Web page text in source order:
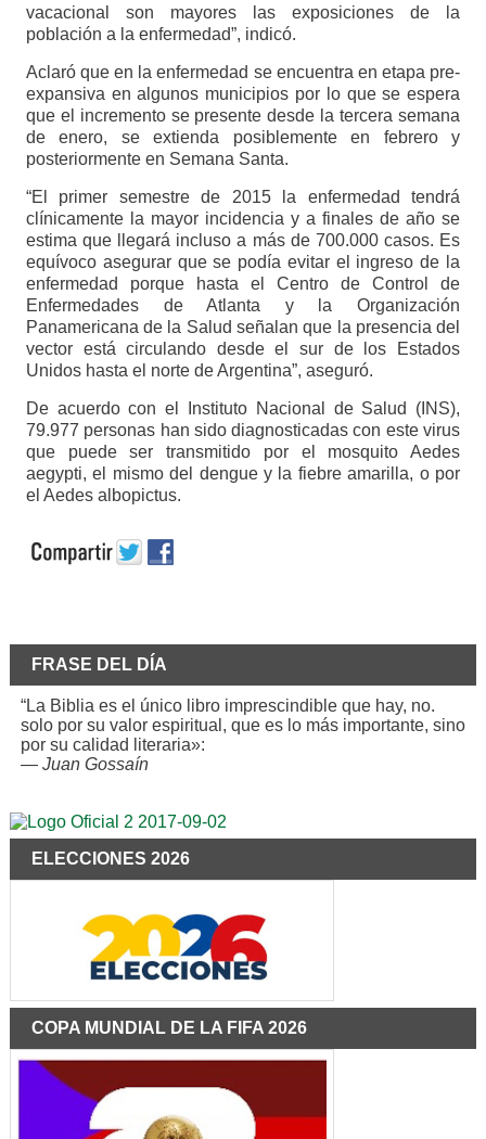
vacacional son mayores las exposiciones de la
población a la enfermedad”, indicó.
Aclaró que en la enfermedad se encuentra en etapa pre-
expansiva en algunos municipios por lo que se espera
que el incremento se presente desde la tercera semana
de enero, se extienda posiblemente en febrero y
posteriormente en Semana Santa.
“El primer semestre de 2015 la enfermedad tendrá
clínicamente la mayor incidencia y a finales de año se
estima que llegará incluso a más de 700.000 casos. Es
equívoco asegurar que se podía evitar el ingreso de la
enfermedad porque hasta el Centro de Control de
Enfermedades de Atlanta y la Organización
Panamericana de la Salud señalan que la presencia del
vector está circulando desde el sur de los Estados
Unidos hasta el norte de Argentina”, aseguró.
De acuerdo con el Instituto Nacional de Salud (INS),
79.977 personas han sido diagnosticadas con este virus
que puede ser transmitido por el mosquito Aedes
aegypti, el mismo del dengue y la fiebre amarilla, o por
el Aedes albopictus.
FRASE DEL DÍA
“La Biblia es el único libro imprescindible que hay, no.
solo por su valor espiritual, que es lo más importante, sino
por su calidad literaria»:
— Juan Gossaín
ELECCIONES 2026
COPA MUNDIAL DE LA FIFA 2026